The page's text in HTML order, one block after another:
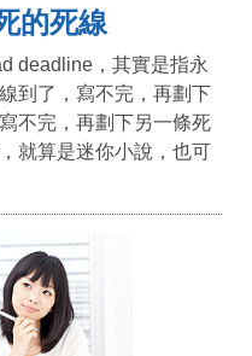
的死線
deadline，其實是指永
到了，寫不完，再劃下
不完，再劃下另一條死
就算是迷你小說，也可